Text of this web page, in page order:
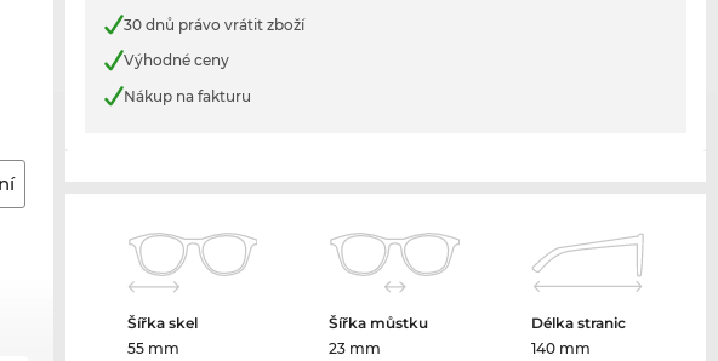
30 dnů právo vrátit zboží
Výhodné ceny
Nákup na fakturu
Šířka skel
55 mm
Šířka můstku
23 mm
Délka stranic
140 mm